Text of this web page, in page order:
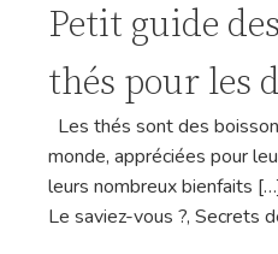
Petit guide
thés pour les
Les thés sont des
monde, appréciées pour
leurs nombreux bienfaits
Le saviez-vous ?, Secrets